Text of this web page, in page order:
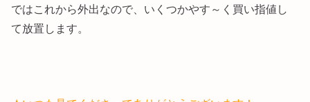
ではこれから外出なので、いくつかやす～く買い指値し
て放置します。